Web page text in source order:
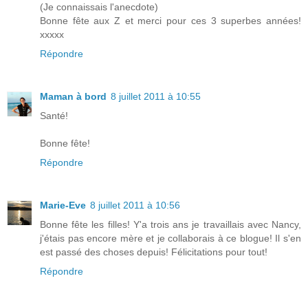
(Je connaissais l'anecdote)
Bonne fête aux Z et merci pour ces 3 superbes années!
xxxxx
Répondre
Maman à bord 8 juillet 2011 à 10:55
Santé!
Bonne fête!
Répondre
Marie-Eve 8 juillet 2011 à 10:56
Bonne fête les filles! Y'a trois ans je travaillais avec Nancy,
j'étais pas encore mère et je collaborais à ce blogue! Il s'en
est passé des choses depuis! Félicitations pour tout!
Répondre